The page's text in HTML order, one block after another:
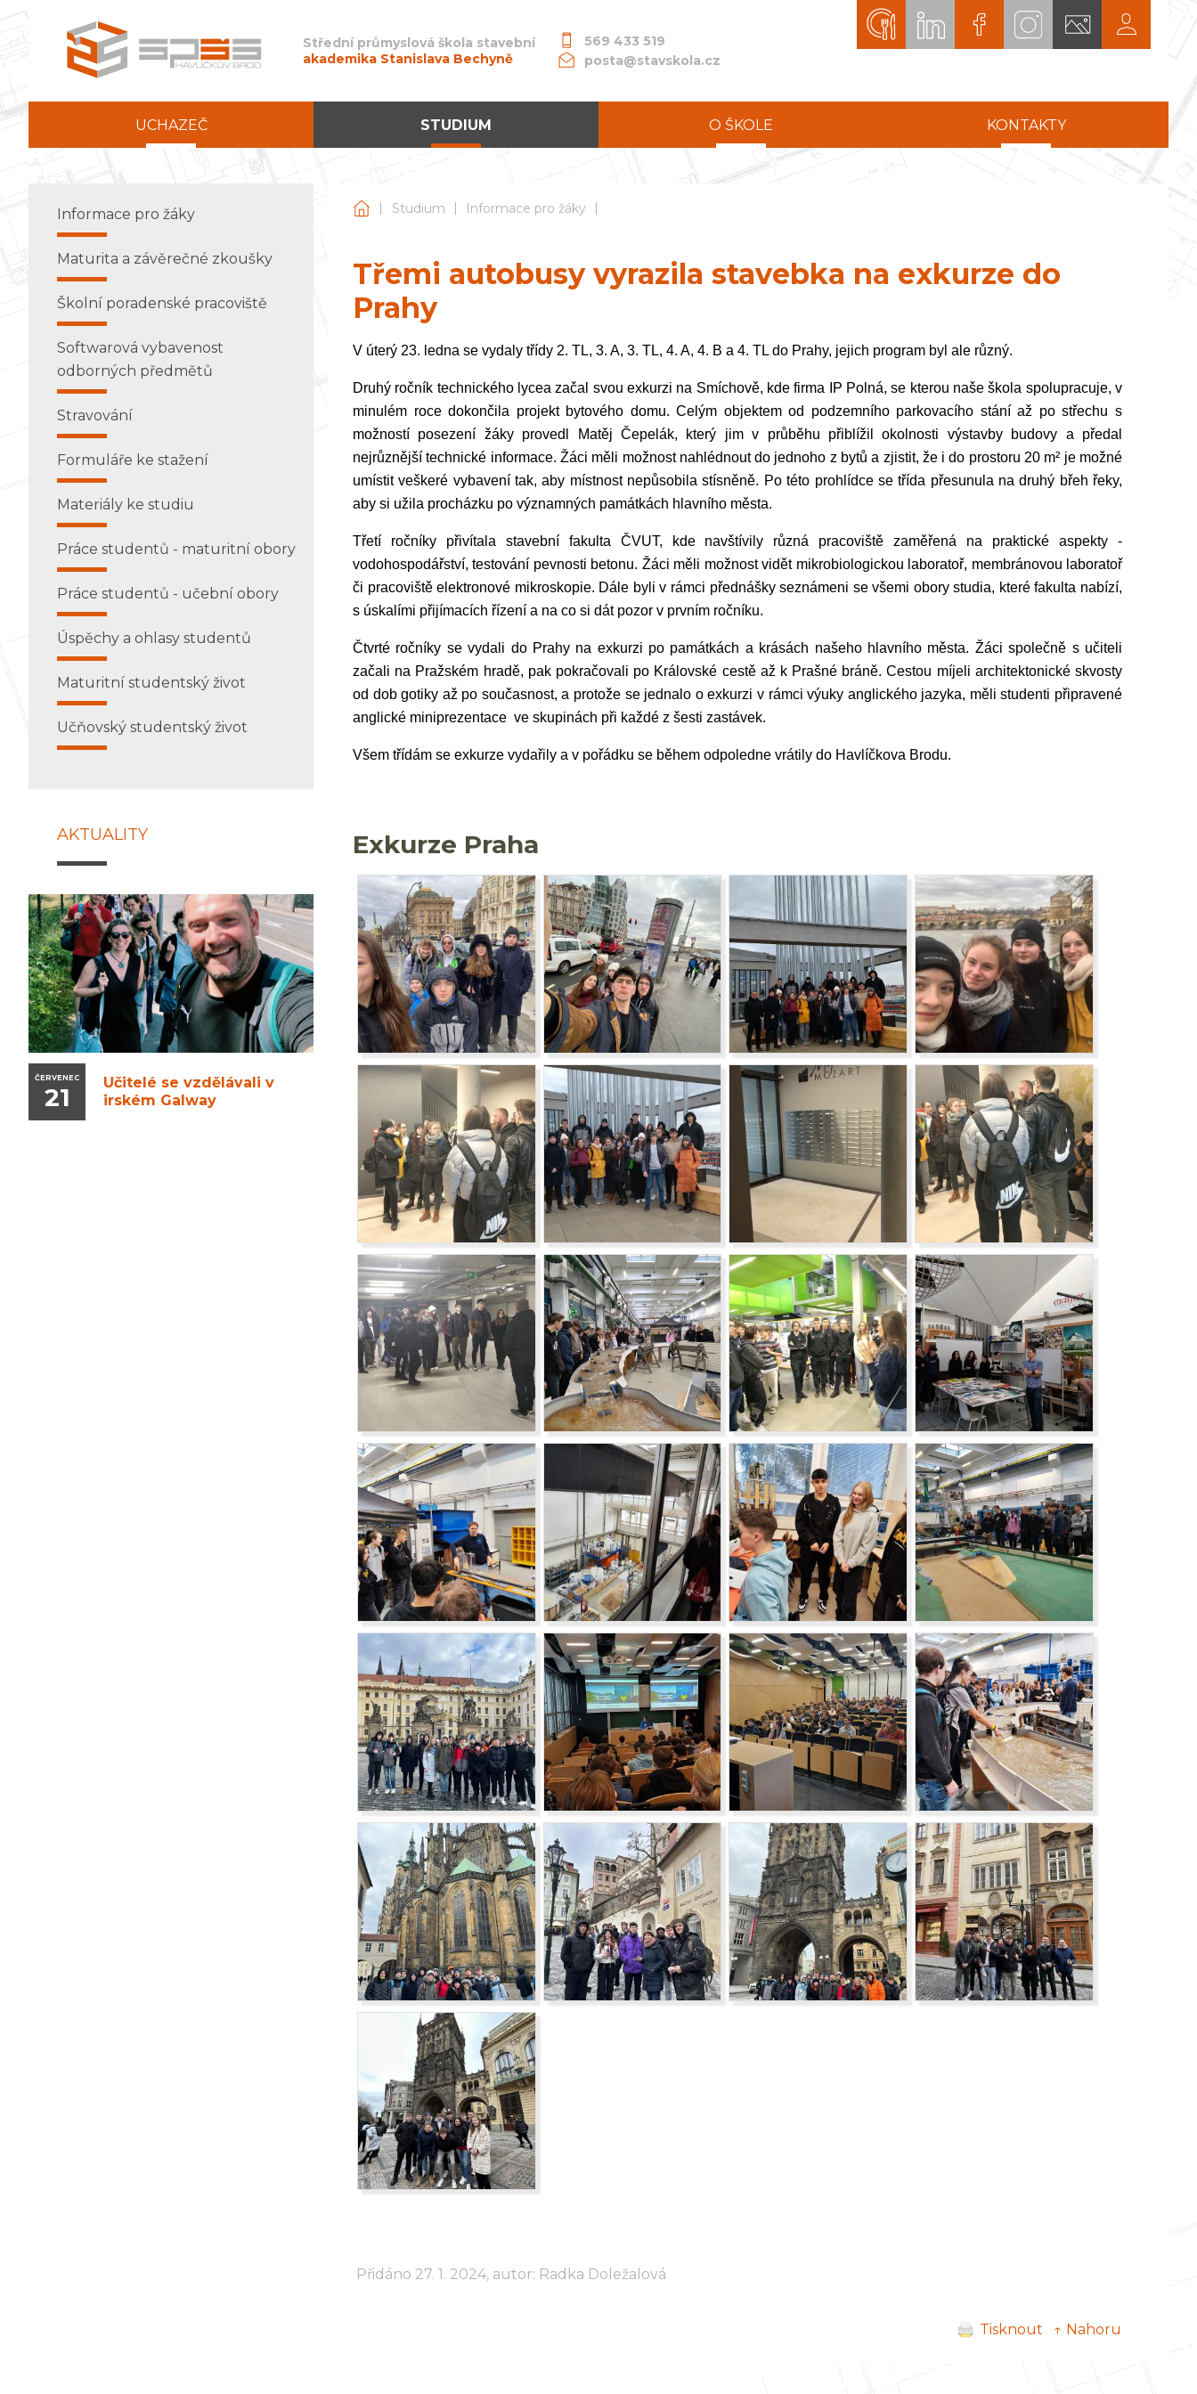
Střední průmyslová škola stavební
akademika Stanislava Bechyně
569 433 519
posta@stavskola.cz
UCHAZEČ STUDIUM O ŠKOLE KONTAKTY
Střední průmyslová škola stavební akademika Stanislava Bechyně
| Studium | Informace pro žáky |
Třemi autobusy vyrazila stavebka na exkurze do
Prahy
V úterý 23. ledna se vydaly třídy 2. TL, 3. A, 3. TL, 4. A, 4. B a 4. TL do Prahy, jejich program byl ale různý.
Druhý ročník technického lycea začal svou exkurzi na Smíchově, kde firma IP Polná, se kterou naše škola spolupracuje, v
minulém roce dokončila projekt bytového domu. Celým objektem od podzemního parkovacího stání až po střechu s
možností posezení žáky provedl Matěj Čepelák, který jim v průběhu přiblížil okolnosti výstavby budovy a předal
nejrůznější technické informace. Žáci měli možnost nahlédnout do jednoho z bytů a zjistit, že i do prostoru 20 m² je možné
umístit veškeré vybavení tak, aby místnost nepůsobila stísněně. Po této prohlídce se třída přesunula na druhý břeh řeky,
aby si užila procházku po významných památkách hlavního města.
Třetí ročníky přivítala stavební fakulta ČVUT, kde navštívily různá pracoviště zaměřená na praktické aspekty -
vodohospodářství, testování pevnosti betonu. Žáci měli možnost vidět mikrobiologickou laboratoř, membránovou laboratoř
či pracoviště elektronové mikroskopie. Dále byli v rámci přednášky seznámeni se všemi obory studia, které fakulta nabízí,
s úskalími přijímacích řízení a na co si dát pozor v prvním ročníku.
Čtvrté ročníky se vydali do Prahy na exkurzi po památkách a krásách našeho hlavního města. Žáci společně s učiteli
začali na Pražském hradě, pak pokračovali po Královské cestě až k Prašné bráně. Cestou míjeli architektonické skvosty
od dob gotiky až po současnost, a protože se jednalo o exkurzi v rámci výuky anglického jazyka, měli studenti připravené
anglické miniprezentace ve skupinách při každé z šesti zastávek.
Všem třídám se exkurze vydařily a v pořádku se během odpoledne vrátily do Havlíčkova Brodu.
Exkurze Praha
Přidáno 27. 1. 2024, autor: Radka Doležalová
Tisknout ↑ Nahoru
Informace pro žáky
Maturita a závěrečné zkoušky
Školní poradenské pracoviště
Softwarová vybavenost
odborných předmětů
Stravování
Formuláře ke stažení
Materiály ke studiu
Práce studentů - maturitní obory
Práce studentů - učební obory
Úspěchy a ohlasy studentů
Maturitní studentský život
Učňovský studentský život
AKTUALITY
ČERVENEC
21
Učitelé se vzdělávali v
irském Galway